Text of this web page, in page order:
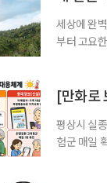
세상에 완
부터 고요
순한 휴양
[만화로
평상시 실
험군 매일